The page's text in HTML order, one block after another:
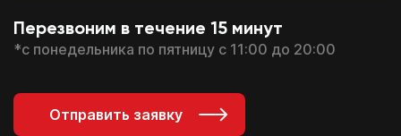
Перезвоним в течение 15 минут
*с понедельника по пятницу с 11:00 до 20:00
Отправить заявку